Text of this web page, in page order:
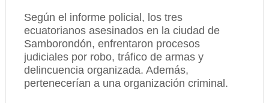
Según el informe policial, los tres
ecuatorianos asesinados en la ciudad de
Samborondón, enfrentaron procesos
judiciales por robo, tráfico de armas y
delincuencia organizada. Además,
pertenecerían a una organización criminal.